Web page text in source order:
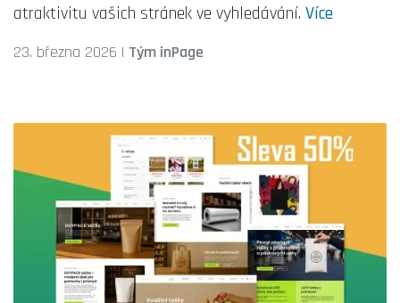
atraktivitu vašich stránek ve vyhledávání. Více
23. března 2026 | Tým inPage